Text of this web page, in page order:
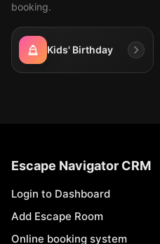
booking.
Kids' Birthday
Escape Navigator CRM
Login to Dashboard
Add Escape Room
Online booking system